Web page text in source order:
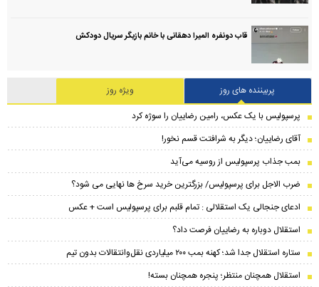
قاب دونفره المیرا دهقانی با خانم بازیگر سریال دودکش
پربیننده های روز
ویژه روز
پرسپولیس با یک عکس، رامین رضاییان را سوژه کرد
آقای رضاییان؛ دیگر به شرافتت قسم نخور!
بمب جذاب پرسپولیس از روسیه می‌آید
ضرب الاجل برای پرسپولیس/ بزرگترین خرید سرخ ها نهایی می شود؟
ادعای جنجالی یک استقلالی : تمام قلبم برای پرسپولیس است + عکس
استقلال دوباره به رضاییان فرصت داد؟
ستاره استقلال جدا شد؛ کهنه بمب ۲۰۰ میلیاردی نقل‌وانتقالات بدون تیم
استقلال همچنان منتظر؛ پنجره همچنان بسته!